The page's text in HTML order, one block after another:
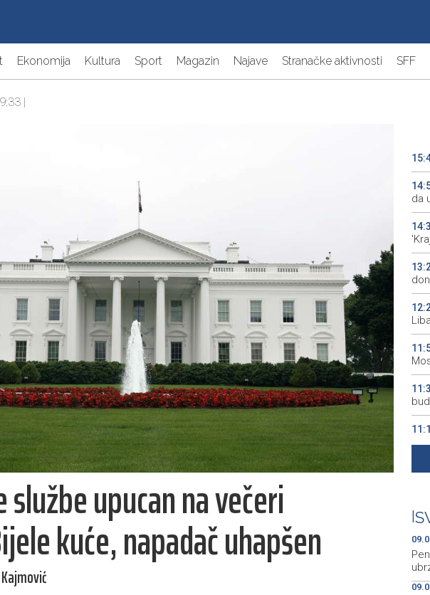
Ekonomija Kultura Sport Magazin Najave Stranačke aktivnosti SFF
|
upucan na večeri
kuće, napadač uhapšen
da
-